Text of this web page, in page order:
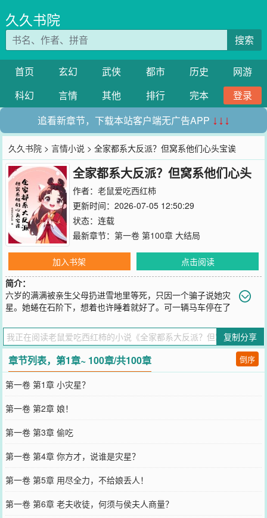
久久书院
搜索
首页 玄幻 武侠 都市 历史
网游
科幻
言情 其他 排行 完本
登录
追看新章节，下载本站客户端无广告APP ↓↓↓
久久书院 >言情小说 > 全家都系大反派？但窝系他们心头宝诶
全家都系大反派？但窝系他们心头
宝诶
作者： 老鼠爱吃西红柿
更新时间：2026-07-05 12:50:29
状态：连载
最新章节： 第一卷 第100章 大结局
加入书架
点击阅读
简介：
六岁的满满被亲生父母扔进雪地里等死，只因一个骗子说她灾
星。她蜷在石阶下，想着也许睡着就好了。可一辆马车停在了
“我要养她！”从此，满满有了新名字：沈知意。新娘亲是暴脾气公
主，亲爹是前任武林盟主，上头还有四个哥哥：一个到处打架，一个
四处惹祸，一个天天制毒，一个垄断商路。全家画风清奇，却把她宠
上了天。娘亲带她踢馆收徒，一巴掌扇飞亲娘；三哥教她下泻药，替
侯府井里加点“料”；四哥见面就甩金山银山……原来被人爱着，是这
种感觉啊。
您要是觉得《 全家都系大反派？但窝系他们心头宝诶
不要忘记向您QQ群和微博微信里的朋友推荐哦！
复制分享
章节列表，第1章~ 100章/共100章 倒序
第一卷 第1章 小灾星？
第一卷 第2章 娘！
第一卷 第3章 偷吃
第一卷 第4章 你方才，说谁是灾星？
第一卷 第5章 用尽全力，不给娘丢人！
第一卷 第6章 老夫收徒，何须与侯夫人商量？